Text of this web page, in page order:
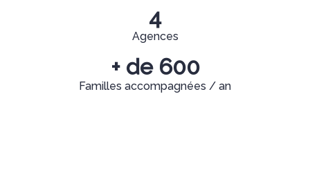
+ de 600
Familles accompagnées / an
4
Agences